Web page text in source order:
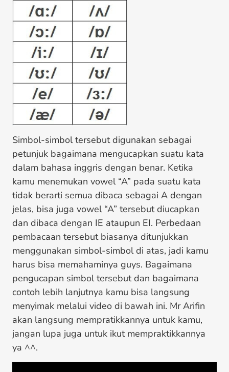
Simbol-simbol tersebut digunakan sebagai
petunjuk bagaimana mengucapkan suatu kata
dalam bahasa inggris dengan benar. Ketika
kamu menemukan vowel “A” pada suatu kata
tidak berarti semua dibaca sebagai A dengan
jelas, bisa juga vowel “A” tersebut diucapkan
dan dibaca dengan IE ataupun EI. Perbedaan
pembacaan tersebut biasanya ditunjukkan
menggunakan simbol-simbol di atas, jadi kamu
harus bisa memahaminya guys. Bagaimana
pengucapan simbol tersebut dan bagaimana
contoh lebih lanjutnya kamu bisa langsung
menyimak melalui video di bawah ini. Mr Arifin
akan langsung mempratikkannya untuk kamu,
jangan lupa juga untuk ikut mempraktikkannya
ya ^^.